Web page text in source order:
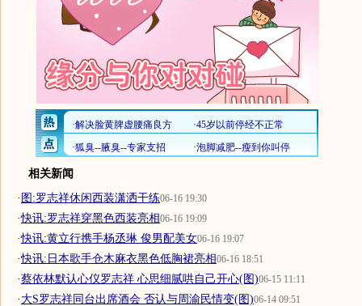
相关新闻
·图:罗志祥休闲西装潇洒干练06-16 19:30
·快讯:罗志祥穿黑色西装亮相06-16 19:09
·快讯:黄立行携手杨丞琳 俊男配美女06-16 19:07
·快讯:日本歌手仓木麻衣黑色低胸裙亮相06-16 18:51
·蔡依林默认心仪罗志祥 心思细腻哄自己开心(图)06-15 11:11
·大S罗志祥同台出席酒会 否认与周渝民情变(图)06-14 09:51